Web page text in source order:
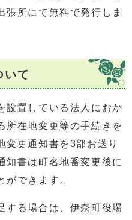
張所にて無料で発行しま
いて
置している法人におか
所在地変更等の手続きを
変更通知書を3部お送り
知書は町名地番変更後に
ができます。
る場合は、伊奈町役場